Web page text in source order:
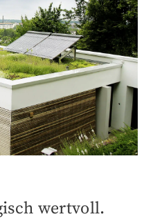
wertvoll.